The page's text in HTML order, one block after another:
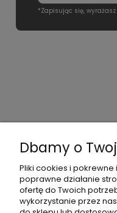
*Zapisując się,
Dbamy o
Pliki cookies i
poprawne działanie
ofertę do Twoich
wykorzystanie przez